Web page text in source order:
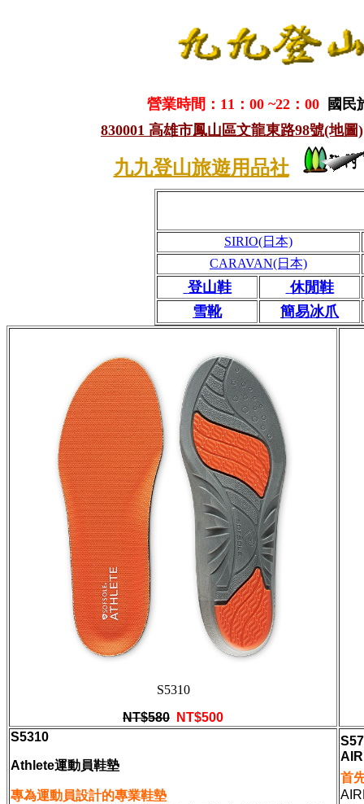
營業時間：11：00 ~22：00
國民
830001 高雄市鳳山區文龍東路98號(地圖)
九九登山旅遊用品社
SIRIO(日本)
CARAVAN(日本)
登山鞋
休閒鞋
雪靴
簡易冰爪
S5310
NT$580 NT$500
S5310
Athlete運動員鞋墊
專為運動員設計的專業鞋墊
首